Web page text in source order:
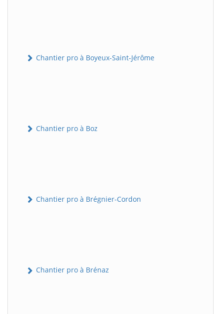
Chantier pro à Boyeux-Saint-Jérôme
Chantier pro à Boz
Chantier pro à Brégnier-Cordon
Chantier pro à Brénaz